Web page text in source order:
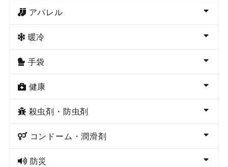
アパレル
暖冷
手袋
健康
殺虫剤・防虫剤
コンドーム・潤滑剤
防災